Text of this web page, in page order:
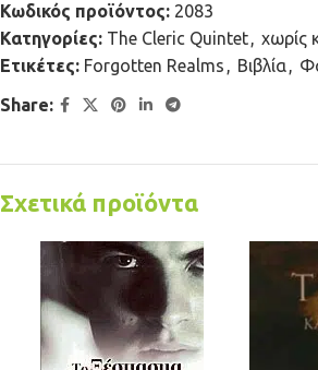
Κωδικός προϊόντος: 2083
Κατηγορίες: The Cleric Quintet, χωρίς
Ετικέτες: Forgotten Realms , Βιβλία,
Share:
Σχετικά προϊόντα